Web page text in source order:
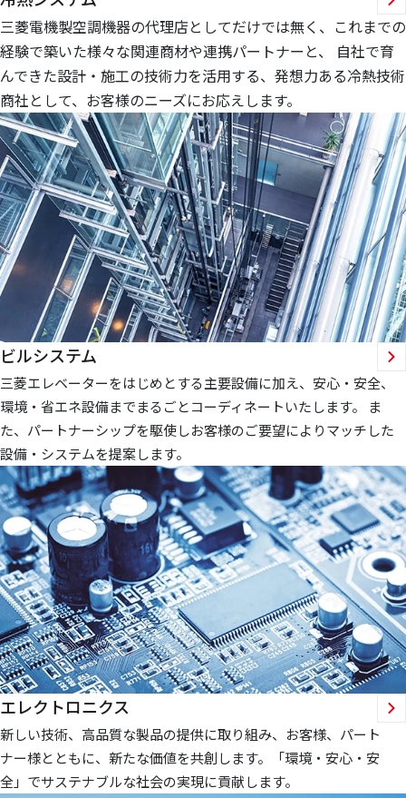
三菱電機製空調機器の代理店としてだけでは無く、これまでの
経験で築いた様々な関連商材や連携パートナーと、 自社で育
んできた設計・施工の技術力を活用する、発想力ある冷熱技術
商社として、お客様のニーズにお応えします。
ビルシステム
三菱エレベーターをはじめとする主要設備に加え、安心・安全、
環境・省エネ設備までまるごとコーディネートいたします。 ま
た、パートナーシップを駆使しお客様のご要望によりマッチした
設備・システムを提案します。
エレクトロニクス
新しい技術、高品質な製品の提供に取り組み、お客様、パート
ナー様とともに、新たな価値を共創します。「環境・安心・安
全」でサステナブルな社会の実現に貢献します。